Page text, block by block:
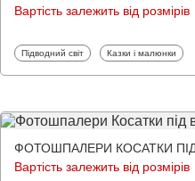
Вартість залежить від розмірів
Фотошпалери
Підводний світ Фотошпалери
Казки і малюнки
ФОТОШПАЛЕРИ КОСАТКИ
Вартість залежить від розмірів